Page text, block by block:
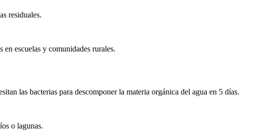
residuales.
escuelas y comunidades rurales.
las bacterias para descomponer la materia orgánica del agua en 5 días.
o lagunas.